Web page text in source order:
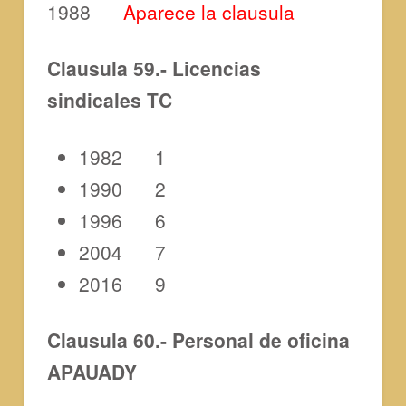
1988 Aparece la clausula
Clausula 59.- Licencias
sindicales TC
1982 1
1990 2
1996 6
2004 7
2016 9
Clausula 60.- Personal de oficina
APAUADY